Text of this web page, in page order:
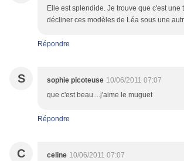
Elle est splendide. Je trouve que c'est une
décliner ces modèles de Léa sous une
Répondre
S sophie picoteuse 10/06/2011 07:07
que c'est beau....j'aime le muguet
Répondre
C celine 10/06/2011 07:07